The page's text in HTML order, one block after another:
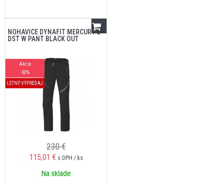
NOHAVICE DYNAFIT MERCURY 2
DST W PANT BLACK OUT
Akcia
-50%
LETNÝ VÝPREDAJ
230 €
115,01 € s DPH / ks
Na sklade